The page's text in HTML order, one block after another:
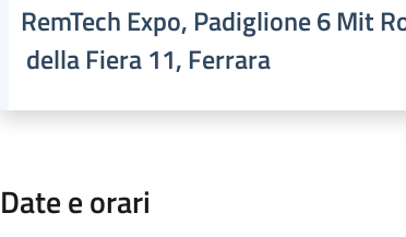
RemTech Expo, Padiglione 6 Mit
della Fiera 11, Ferrara
Date e orari